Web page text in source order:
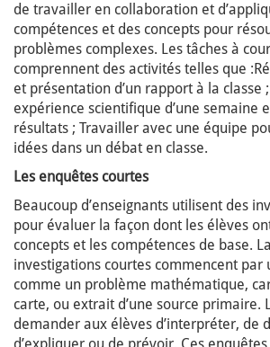
de travailler en collaboration et
compétences et des concepts pour
problèmes complexes. Les tâches à
comprennent des activités telles que
et présentation d’un rapport à la classe
expérience scientifique d’une semaine
résultats ; Travailler avec une équipe
idées dans un débat en classe.
Les enquêtes courtes
Beaucoup d’enseignants utilisent des
pour évaluer la façon dont les élèves
concepts et les compétences de base.
investigations courtes commencent par
comme un problème mathématique,
carte, ou extrait d’une source primaire.
demander aux élèves d’interpréter, de